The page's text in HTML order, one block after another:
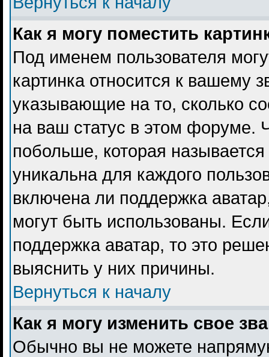
Как я могу поместить
Под именем пользователя
картинка относится к вашему
указывающие на то, сколько
на ваш статус в этом форуме.
побольше, которая
уникальна для каждого
включена ли поддержка
могут быть использованы.
поддержка аватар, то это
выяснить у них причины.
Вернуться к началу
Как я могу изменить свое
Обычно вы не можете